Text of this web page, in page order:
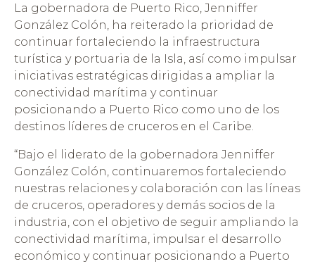
La gobernadora de Puerto Rico, Jenniffer
González Colón, ha reiterado la prioridad de
continuar fortaleciendo la infraestructura
turística y portuaria de la Isla, así como impulsar
iniciativas estratégicas dirigidas a ampliar la
conectividad marítima y continuar
posicionando a Puerto Rico como uno de los
destinos líderes de cruceros en el Caribe.
“Bajo el liderato de la gobernadora Jenniffer
González Colón, continuaremos fortaleciendo
nuestras relaciones y colaboración con las líneas
de cruceros, operadores y demás socios de la
industria, con el objetivo de seguir ampliando la
conectividad marítima, impulsar el desarrollo
económico y continuar posicionando a Puerto